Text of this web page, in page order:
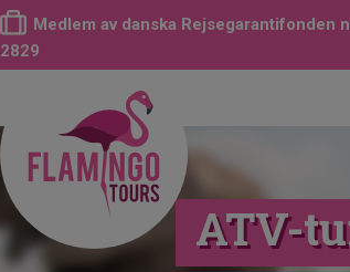
Medlem av danska Rejsegarantifonden
2829
ATV-